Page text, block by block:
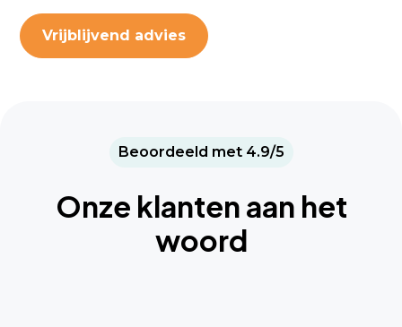
Vrijblijvend advies
Beoordeeld met 4.9/5
Onze klanten aan het
woord